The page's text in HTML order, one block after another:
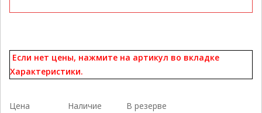
Если нет цены, нажмите на артикул во вкладке
Характеристики.
Цена Наличие В резерве